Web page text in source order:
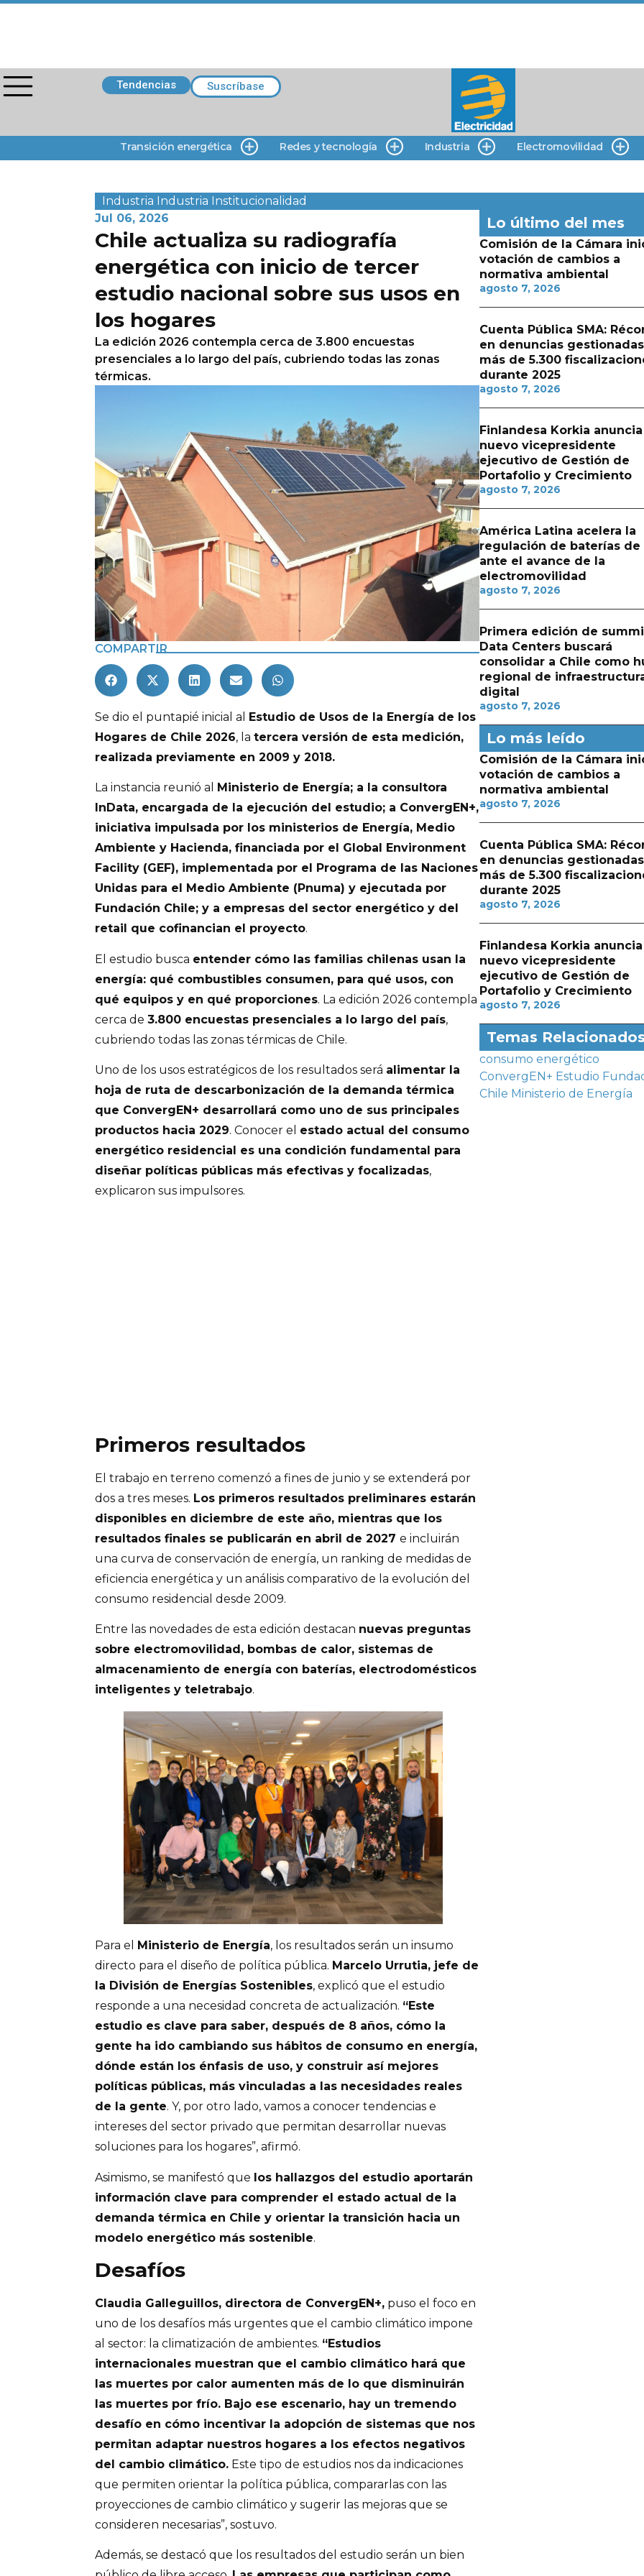
Tendencias Suscríbase
Transición energética Redes y tecnología Industria Electromovilidad
Industria Industria Institucionalidad
Jul 06, 2026
Chile actualiza su radiografía
energética con inicio de tercer
estudio nacional sobre sus usos en
los hogares
La edición 2026 contempla cerca de 3.800 encuestas
presenciales a lo largo del país, cubriendo todas las zonas
térmicas.
COMPARTIR
Se dio el puntapié inicial al Estudio de Usos de la Energía de los
Hogares de Chile 2026, la tercera versión de esta medición,
realizada previamente en 2009 y 2018.
La instancia reunió al
Ministerio de Energía; a la consultora
InData, encargada de la ejecución del estudio; a ConvergEN+,
iniciativa impulsada por los ministerios de Energía, Medio
Ambiente y Hacienda, financiada por el Global Environment
Facility (GEF), implementada por el Programa de las Naciones
Unidas para el Medio Ambiente (Pnuma) y ejecutada por
Fundación Chile; y a empresas del sector energético y del
retail que cofinancian el proyecto.
El estudio busca entender cómo las familias chilenas usan la
energía: qué combustibles consumen, para qué usos, con
qué equipos y en qué proporciones. La edición 2026 contempla
cerca de 3.800 encuestas presenciales a lo largo del país,
cubriendo todas las zonas térmicas de Chile.
Uno de los usos estratégicos de los resultados será alimentar la
hoja de ruta de descarbonización de la demanda térmica
que ConvergEN+ desarrollará como uno de sus principales
productos hacia 2029. Conocer el estado actual del consumo
energético residencial es una condición fundamental para
diseñar políticas públicas más efectivas y focalizadas,
explicaron sus impulsores.
Primeros resultados
El trabajo en terreno comenzó a fines de junio y se extenderá por
dos a tres meses. Los primeros resultados preliminares estarán
disponibles en diciembre de este año, mientras que los
resultados finales se publicarán en abril de 2027 e incluirán
una curva de conservación de energía, un ranking de medidas de
eficiencia energética y un análisis comparativo de la evolución del
consumo residencial desde 2009.
Entre las novedades de esta edición destacan nuevas preguntas
sobre electromovilidad, bombas de calor, sistemas de
almacenamiento de energía con baterías, electrodomésticos
inteligentes y teletrabajo.
Para el Ministerio de Energía, los resultados serán un insumo
directo para el diseño de política pública. Marcelo Urrutia, jefe de
la División de Energías Sostenibles, explicó que el estudio
responde a una necesidad concreta de actualización. “Este
estudio es clave para saber, después de 8 años, cómo la
gente ha ido cambiando sus hábitos de consumo en energía,
dónde están los énfasis de uso, y construir así mejores
políticas públicas, más vinculadas a las necesidades reales
de la gente. Y, por otro lado, vamos a conocer tendencias e
intereses del sector privado que permitan desarrollar nuevas
soluciones para los hogares”, afirmó.
Asimismo, se manifestó que los hallazgos del estudio aportarán
información clave para comprender el estado actual de la
demanda térmica en Chile y orientar la transición hacia un
modelo energético más sostenible.
Desafíos
Claudia Galleguillos, directora de ConvergEN+, puso el foco en
uno de los desafíos más urgentes que el cambio climático impone
al sector: la climatización de ambientes. “Estudios
internacionales muestran que el cambio climático hará que
las muertes por calor aumenten más de lo que disminuirán
las muertes por frío. Bajo ese escenario, hay un tremendo
desafío en cómo incentivar la adopción de sistemas que nos
permitan adaptar nuestros hogares a los efectos negativos
del cambio climático. Este tipo de estudios nos da indicaciones
que permiten orientar la política pública, compararlas con las
proyecciones de cambio climático y sugerir las mejoras que se
consideren necesarias”, sostuvo.
Además, se destacó que los resultados del estudio serán un bien
Lo último del mes
Comisión de la Cámara
votación de cambios a
normativa ambiental
agosto 7, 2026
Cuenta Pública SMA:
en denuncias
más de 5.300
durante 2025
agosto 7, 2026
Finlandesa Korkia anuncia
nuevo vicepresidente
ejecutivo de Gestión de
Portafolio y Crecimiento
agosto 7, 2026
América Latina acelera la
regulación de baterías
ante el avance de la
electromovilidad
agosto 7, 2026
Primera edición de
Data Centers buscará
consolidar a Chile como
regional de
digital
agosto 7, 2026
Lo más leído
Comisión de la Cámara
votación de cambios a
normativa ambiental
agosto 7, 2026
Cuenta Pública SMA:
en denuncias
más de 5.300
durante 2025
agosto 7, 2026
Finlandesa Korkia anuncia
nuevo vicepresidente
ejecutivo de Gestión de
Portafolio y Crecimiento
agosto 7, 2026
Temas Relacionados
consumo energético
ConvergEN+ Estudio
Chile Ministerio de Energía